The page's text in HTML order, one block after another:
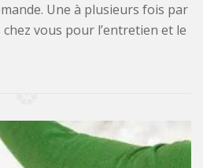
Une à plusieurs fois par
vous pour l’entretien et le